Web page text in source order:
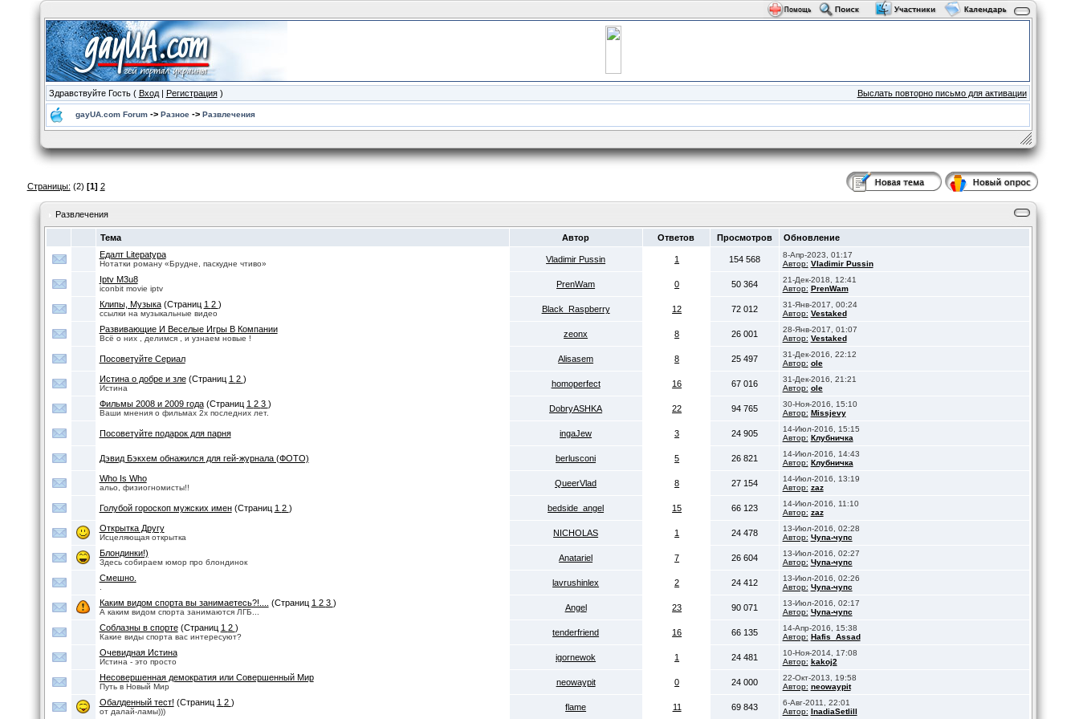
Здравствуйте Гость ( Вход| Регистрация) Выслать повторно письмо для активации
gayUA.com Forum-> Разное-> Развлечения
Страницы: (2) [1] 2
Развлечения
Тема Автор Ответов Просмотров
Обновление
Едалт Litераtура
Нотатки роману «Брудне, паскудне чтиво» Vladimir Pussin 1 154 568
8-Апр-2023, 01:17
Автор: Vladimir Pussin
Iptv M3u8
iconbit movie iptv PrenWam 0 50 364
21-Дек-2018, 12:41
Автор: PrenWam
Клипы, Музыка (Страниц 1 2 )
ссылки на музыкальные видео Black_Raspberry 12 72 012
31-Янв-2017, 00:24
Автор: Vestaked
Развивающие И Веселые Игры В Компании
Всё о них , делимся , и узнаем новые ! zeonx 8 26 001
28-Янв-2017, 01:07
Автор: Vestaked
Посоветуйте Сериал Alisasem 8 25 497
31-Дек-2016, 22:12
Автор: ole
Истина о добре и зле (Страниц 1 2 )
Истина homoperfect 16 67 016
31-Дек-2016, 21:21
Автор: ole
Фильмы 2008 и 2009 года (Страниц 1 2 3 )
Ваши мнения о фильмах 2х последних лет. DobryASHKA 22 94 765
30-Ноя-2016, 15:10
Автор: Missjevy
Посоветуйте подарок для парня ingaJew 3 24 905
14-Июл-2016, 15:15
Автор: Клубничка
Дэвид Бэкхем обнажился для гей-журнала (ФОТО) berlusconi 5 26 821
14-Июл-2016, 14:43
Автор: Клубничка
Who Is Who
альо, физиогномисты!! QueerVlad 8 27 154
14-Июл-2016, 13:19
Автор: zaz
Голубой гороскоп мужских имен (Страниц 1 2 ) bedside_angel 15 66 123
14-Июл-2016, 11:10
Автор: zaz
Открытка Другу
Исцеляющая открытка NICHOLAS 1 24 478
13-Июл-2016, 02:28
Автор: Чупа-чупс
Блондинки!)
Здесь собираем юмор про блондинок Anatariel 7 26 604
13-Июл-2016, 02:27
Автор: Чупа-чупс
Смешно. lavrushinlex 2 24 412
13-Июл-2016, 02:26
Автор: Чупа-чупс
Каким видом спорта вы занимаетесь?!.... (Страниц 1 2 3 )
А каким видом спорта занимаются ЛГБ... Angel 23 90 071
13-Июл-2016, 02:17
Автор: Чупа-чупс
Соблазны в спорте (Страниц 1 2 )
Какие виды спорта вас интересуют? tenderfriend 16 66 135
14-Апр-2016, 15:38
Автор: Hafis_Assad
Очевидная Истина
Истина - это просто igornewok 1 24 481
10-Ноя-2014, 17:08
Автор: kakoj2
Несовершенная демократия или Совершенный Мир
Путь в Новый Мир neowaypit 0 24 000
22-Окт-2013, 19:58
Автор: neowaypit
Обалденный тест! (Страниц 1 2 )
от далай-ламы))) flame 11 69 843
6-Авг-2011, 22:01
Автор: InadiaSetlill